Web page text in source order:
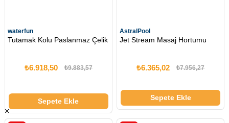
waterfun
Tutamak Kolu Paslanmaz Çelik
₺6.918,50 ₺9.883,57
Sepete Ekle
AstralPool
Jet Stream Masaj Hortumu
₺6.365,02 ₺7.956,27
Sepete Ekle